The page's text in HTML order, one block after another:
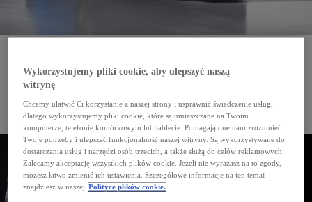
(J6, J8, J10, J20, J30)
1984 rok – debiut produkowanego do dziś Land Cruisera J7, a także linii mniejszych
i lżejszych rekreacyjnych modeli Light Duty (J9, kolejne w serii to J12 i J15)
Land Cruiser to najdłużej produkowany model Toyoty. Od 1951 roku powstało już ponad 11 mln
egzemplarzy tej legendarnej terenówki. Zdecydowana większość w Japonii, ale Land Cruiser był
montowany także w Ameryce Południowej, Europie, Rosji czy Chinach. Obecnie model ten jest
oferowany w około 190 krajach i regionach świata.
Wykorzystujemy pliki cookie, aby ulepszyć naszą
witrynę
Chcemy ułatwić Ci korzystanie z naszej strony i usprawnić świadczenie usług,
dlatego wykorzystujemy pliki cookie, które są umieszczane na Twoim
komputerze, telefonie komórkowym lub tablecie. Pomagają one nam zrozumieć
Twoje potrzeby i ulepszać funkcjonalność naszej witryny. Są wykorzystywane do
dostarczania usług i narzędzi osób trzecich, a także służą do celów reklamowych.
Zalecamy akceptację wszystkich plików cookie. Jeżeli nie wyrażasz na to zgody,
możesz łatwo zmienić ich ustawienia. Szczegółowe informacje na ten temat
znajdziesz w naszej Polityce plików cookie.